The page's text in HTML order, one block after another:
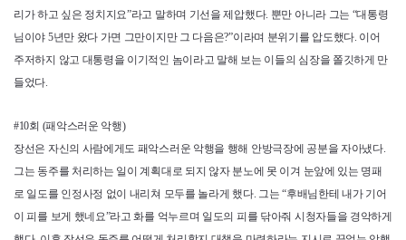
리가 하고 싶은 정치지요”라고 말하며 기선을 제압했다. 뿐만 아니라 그는 “대통령
님이야 5년만 왔다 가면 그만이지만 그 다음은?”이라며 분위기를 압도했다. 이어
주저하지 않고 대통령을 이기적인 놈이라고 말해 보는 이들의 심장을 쫄깃하게 만
들었다.
#10회 (패악스러운 악행)
장선은 자신의 사람에게도 패악스러운 악행을 행해 안방극장에 공분을 자아냈다.
그는 동주를 처리하는 일이 계획대로 되지 않자 분노에 못 이겨 눈앞에 있는 명패
로 일도를 인정사정 없이 내리쳐 모두를 놀라게 했다. 그는 “후배님한테 내가 기어
이 피를 보게 했네요”라고 화를 억누르며 일도의 피를 닦아줘 시청자들을 경악하게